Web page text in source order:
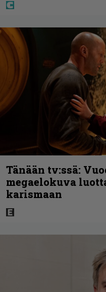
Tänään tv:ssä:
megaelokuva
karismaan